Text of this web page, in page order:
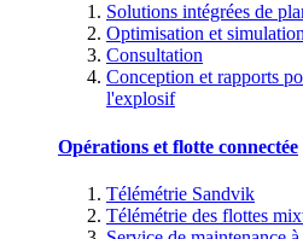
Solutions intégrées de
Optimisation et simulation
Consultation
Conception et rapports
l'explosif
Opérations et flotte connectée
Télémétrie Sandvik
Télémétrie des flottes